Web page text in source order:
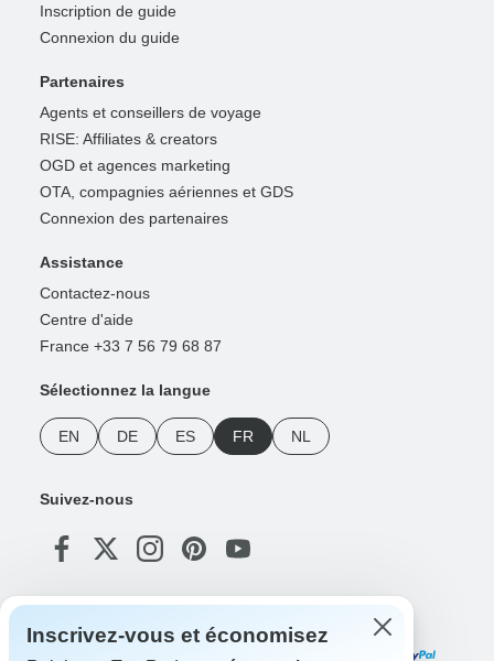
Inscription de guide
Connexion du guide
Partenaires
Agents et conseillers de voyage
RISE: Affiliates & creators
OGD et agences marketing
OTA, compagnies aériennes et GDS
Connexion des partenaires
Assistance
Contactez-nous
Centre d'aide
France +33 7 56 79 68 87
Sélectionnez la langue
EN DE ES FR NL
Suivez-nous
Inscrivez-vous et économisez